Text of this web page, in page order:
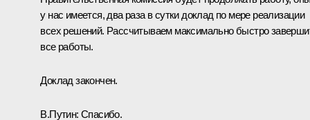
у нас имеется, два раза в сутки доклад по мере реализации
всех решений. Рассчитываем максимально быстро
все работы.
Доклад закончен.
В.Путин: Спасибо.